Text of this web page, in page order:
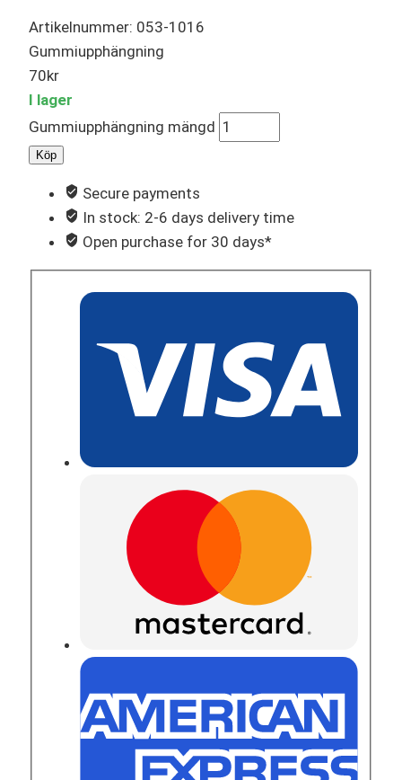
Artikelnummer: 053-1016
Gummiupphängning
70kr
I lager
Gummiupphängning mängd
Köp
Secure payments
In stock: 2-6 days delivery time
Open purchase for 30 days*